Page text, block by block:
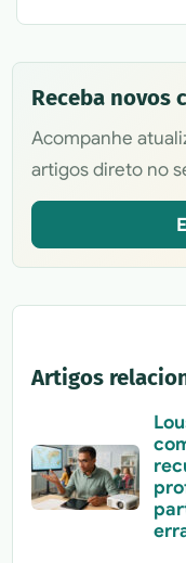
Receba novos
Acompanhe
artigos direto no
Artigos